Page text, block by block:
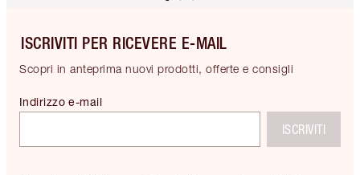
ISCRIVITI PER RICEVERE E-MAIL
Scopri in anteprima nuovi prodotti, offerte e consigli
Indirizzo e-mail
ISCRIVITI